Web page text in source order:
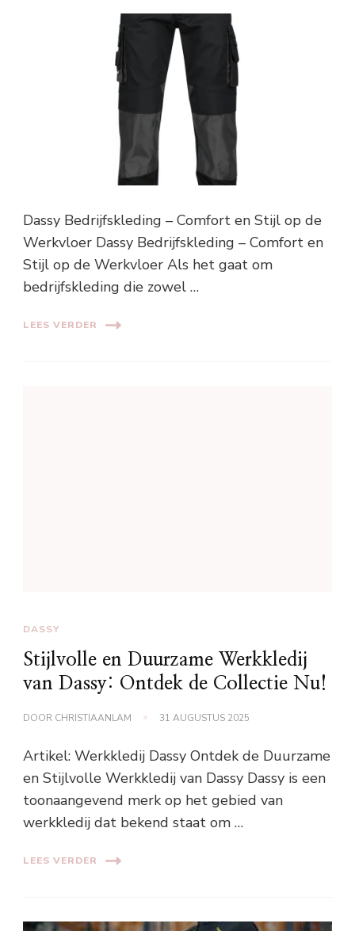
Dassy Bedrijfskleding – Comfort en Stijl op de
Werkvloer Dassy Bedrijfskleding – Comfort en
Stijl op de Werkvloer Als het gaat om
bedrijfskleding die zowel …
LEES VERDER
DASSY
Stijlvolle en Duurzame Werkkledij
van Dassy: Ontdek de Collectie Nu!
DOOR CHRISTIAANLAM 31 AUGUSTUS 2025
Artikel: Werkkledij Dassy Ontdek de Duurzame
en Stijlvolle Werkkledij van Dassy Dassy is een
toonaangevend merk op het gebied van
werkkledij dat bekend staat om …
LEES VERDER